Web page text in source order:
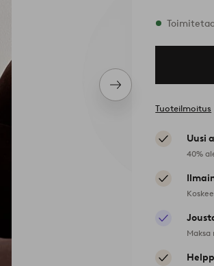
Seuraava
tuote
Varastossa
Tuoteilmoitus
Uusi
40%